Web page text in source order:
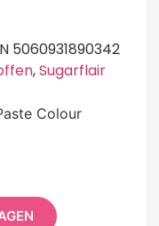
5060931890342
,Sugarflair
Colour